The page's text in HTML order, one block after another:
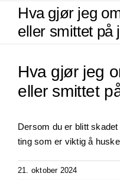
Hva gjør jeg
eller smittet på
Hva gjør jeg
eller smittet
Dersom du er blitt
ting som er viktig å
21. oktober 2024